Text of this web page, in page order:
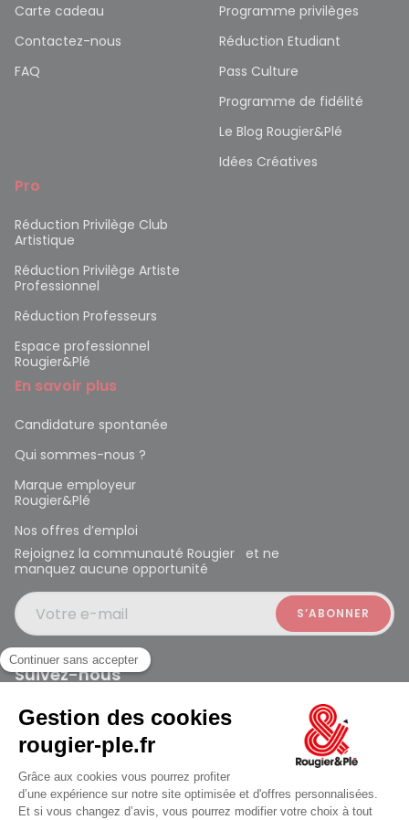
Ferme à 19:00
Carte cadeau
Contactez-nous
FAQ
Programme privilèges
Réduction Etudiant
Pass Culture
Programme de fidélité
Le Blog Rougier&Plé
Idées Créatives
Pro
Réduction Privilège Club
Artistique
Réduction Privilège Artiste
Professionnel
Réduction Professeurs
Espace professionnel
Rougier&Plé
En savoir plus
Candidature spontanée
Qui sommes-nous ?
Marque employeur
Rougier&Plé
Nos offres d’emploi
Rejoignez la communauté Rougier et ne
manquez aucune opportunité
Votre e-mail
Suivez-nous
Rougier et Plé 2024 Copyright